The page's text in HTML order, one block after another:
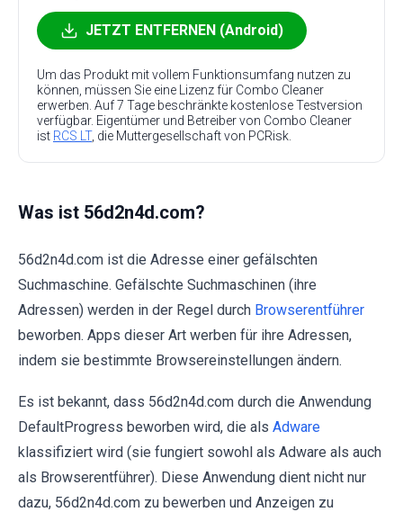
JETZT ENTFERNEN (Android)
Um das Produkt mit vollem Funktionsumfang nutzen zu
können, müssen Sie eine Lizenz für Combo Cleaner
erwerben. Auf 7 Tage beschränkte kostenlose Testversion
verfügbar. Eigentümer und Betreiber von Combo Cleaner
ist RCS LT, die Muttergesellschaft von PCRisk.
Was ist 56d2n4d.com?
56d2n4d.com ist die Adresse einer gefälschten
Suchmaschine. Gefälschte Suchmaschinen (ihre
Adressen) werden in der Regel durch Browserentführer
beworben. Apps dieser Art werben für ihre Adressen,
indem sie bestimmte Browsereinstellungen ändern.
Es ist bekannt, dass 56d2n4d.com durch die Anwendung
DefaultProgress beworben wird, die als Adware
klassifiziert wird (sie fungiert sowohl als Adware als auch
als Browserentführer). Diese Anwendung dient nicht nur
dazu, 56d2n4d.com zu bewerben und Anzeigen zu